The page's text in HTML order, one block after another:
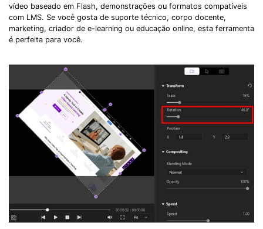
vídeo baseado em Flash, demonstrações ou formatos compatíveis
com LMS. Se você gosta de suporte técnico, corpo docente,
marketing, criador de e-learning ou educação online, esta ferramenta
é perfeita para você.